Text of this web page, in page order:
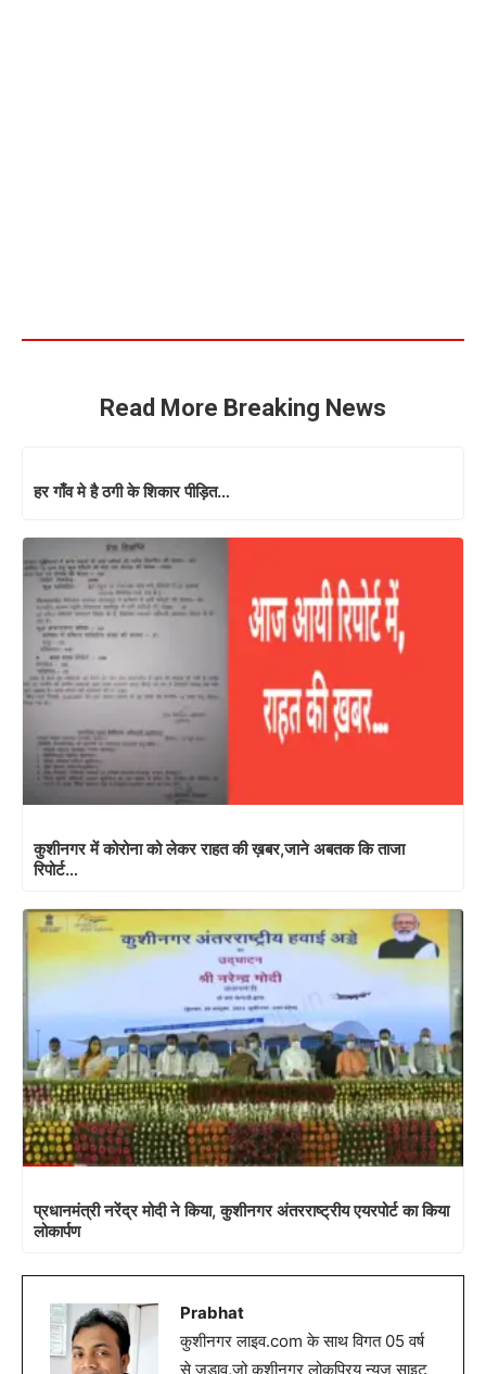
Read More Breaking News
हर गाँव मे है ठगी के शिकार पीड़ित…
कुशीनगर में कोरोना को लेकर राहत की ख़बर,जाने अबतक कि ताजा
रिपोर्ट…
प्रधानमंत्री नरेंद्र मोदी ने किया, कुशीनगर अंतरराष्ट्रीय एयरपोर्ट का किया
लोकार्पण
Prabhat
कुशीनगर लाइव.com के साथ विगत 05 वर्ष
से जुडाव,जो कुशीनगर लोकप्रिय न्यूज़ साइट